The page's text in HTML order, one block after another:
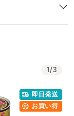
1 /3
即日発送
お買い得